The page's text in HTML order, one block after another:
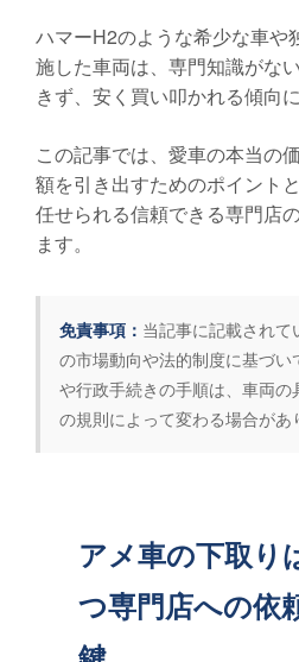
ハマーH2のような希少な車や
施した車両は、専門知識がな
きず、安く買い叩かれる傾向に
この記事では、愛車の本当の
額を引き出すためのポイント
任せられる信頼できる専門店
ます。
免責事項： 当記事に記載され
の市場動向や法的制度に基づ
や行政手続きの手順は、車両
の規則によって変わる場合があ
アメ車の下取り
つ専門店への依